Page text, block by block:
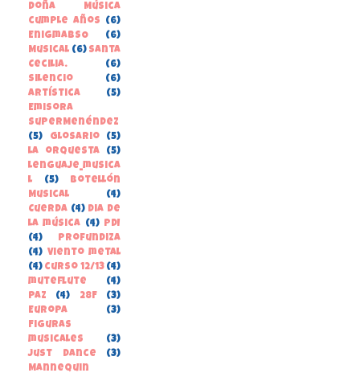
Doña Música
cumple años
(6)
EnigmaBSO
(6)
Musical (6) Santa
Cecilia.
(6)
Silencio
(6)
Artística
(5)
Emisora
SuperMenéndez
(5)
Glosario
(5)
la orquesta
(5)
lenguaje_musica
l
(5)
Botellón
Musical
(4)
Cuerda (4) Dia de
la música (4) PDI
(4)
Profundiza
(4) Viento metal
(4) curso 12/13 (4)
muteflute
(4)
paz
(4) 28F
(3)
Europa
(3)
Figuras
musicales
(3)
Just Dance
(3)
Mannequin